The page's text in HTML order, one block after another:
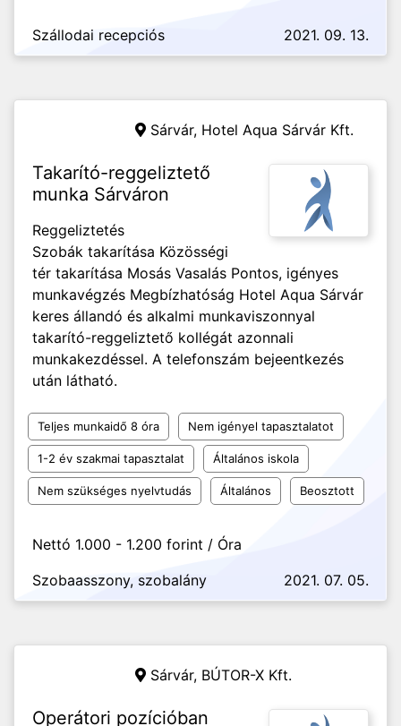
Szállodai recepciós 2021. 09. 13.
Sárvár, Hotel Aqua Sárvár Kft.
Takarító-reggeliztető
munka Sárváron
Reggeliztetés
Szobák takarítása Közösségi
tér takarítása Mosás Vasalás Pontos, igényes
munkavégzés Megbízhatóság Hotel Aqua Sárvár
keres állandó és alkalmi munkaviszonnyal
takarító-reggeliztető kollégát azonnali
munkakezdéssel. A telefonszám bejeentkezés
után látható.
Teljes munkaidő 8 óra Nem igényel tapasztalatot
1-2 év szakmai tapasztalat Általános iskola
Nem szükséges nyelvtudás Általános Beosztott
Nettó 1.000 - 1.200 forint / Óra
Szobaasszony, szobalány
2021. 07. 05.
Sárvár, BÚTOR-X Kft.
Operátori pozícióban